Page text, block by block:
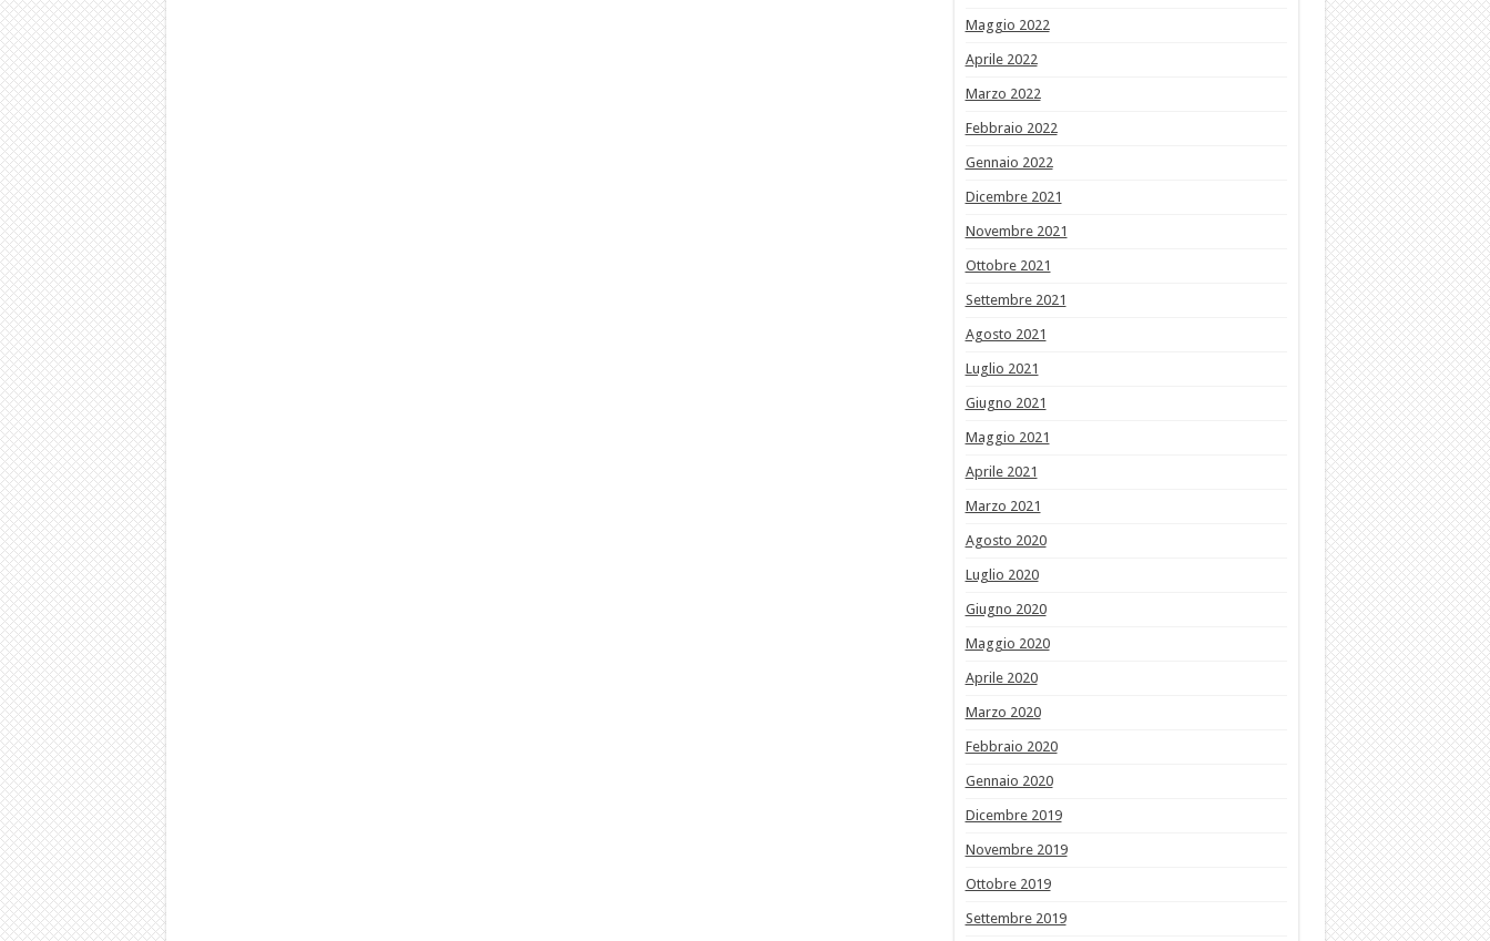
Maggio 2022
Aprile 2022
Marzo 2022
Febbraio 2022
Gennaio 2022
Dicembre 2021
Novembre 2021
Ottobre 2021
Settembre 2021
Agosto 2021
Luglio 2021
Giugno 2021
Maggio 2021
Aprile 2021
Marzo 2021
Agosto 2020
Luglio 2020
Giugno 2020
Maggio 2020
Aprile 2020
Marzo 2020
Febbraio 2020
Gennaio 2020
Dicembre 2019
Novembre 2019
Ottobre 2019
Settembre 2019